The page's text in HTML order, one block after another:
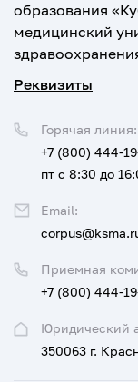
образования
медицинский
Реквизиты
Юридический
350063 г.
Приемная
+7 (800) 444-
Горячая линия:
+7 (800) 444-
пт с 8:30 до
Email: